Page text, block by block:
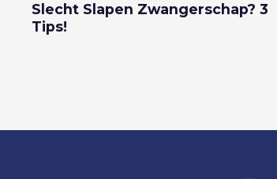
Slecht Slapen Zwangerschap? 3
Tips!